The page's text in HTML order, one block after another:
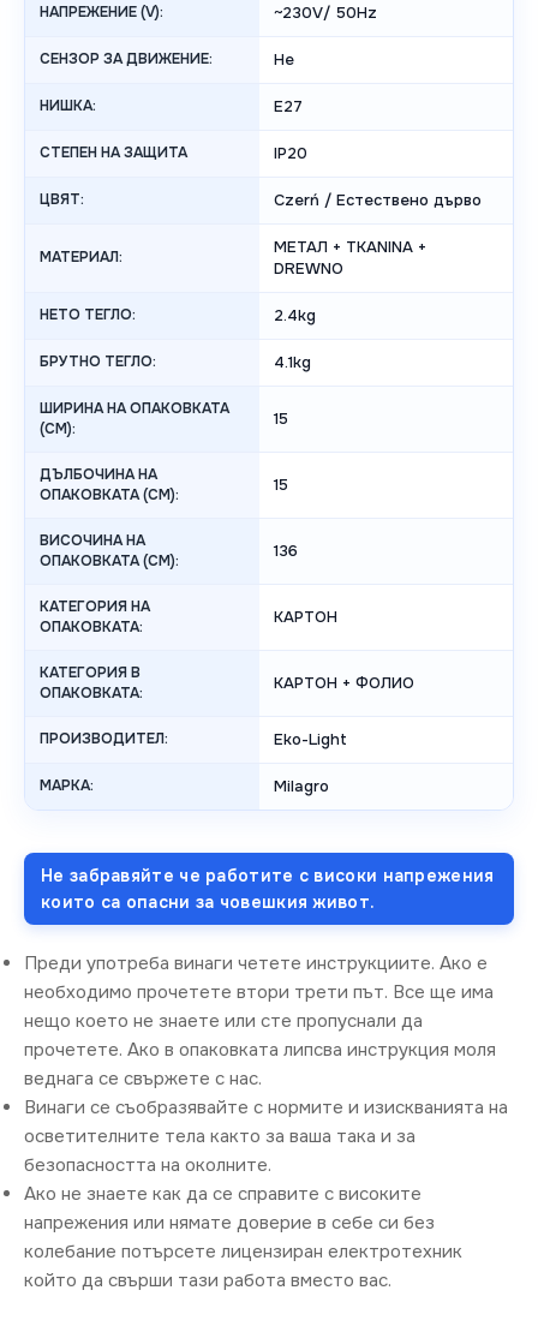
НАПРЕЖЕНИЕ (V): ~230V/ 50Hz
СЕНЗОР ЗА ДВИЖЕНИЕ: Не
НИШКА: E27
СТЕПЕН НА ЗАЩИТА IP20
ЦВЯТ: Czerń / Естествено дърво
МАТЕРИАЛ:
МЕТАЛ + TKANINA +
DREWNO
НЕТО ТЕГЛО: 2.4kg
БРУТНО ТЕГЛО: 4.1kg
ШИРИНА НА ОПАКОВКАТА
(CM):
15
ДЪЛБОЧИНА НА
ОПАКОВКАТА (CM):
15
ВИСОЧИНА НА
ОПАКОВКАТА (СМ):
136
КАТЕГОРИЯ НА
ОПАКОВКАТА:
КАРТОН
КАТЕГОРИЯ В
ОПАКОВКАТА:
КАРТОН + ФОЛИО
ПРОИЗВОДИТЕЛ: Eko-Light
МАРКА: Milagro
Не забравяйте че работите с високи напрежения
които са опасни за човешкия живот.
Преди употреба винаги четете инструкциите. Ако е
необходимо прочетете втори трети път. Все ще има
нещо което не знаете или сте пропуснали да
прочетете. Ако в опаковката липсва инструкция моля
веднага се свържете с нас.
Винаги се съобразявайте с нормите и изискванията на
осветителните тела както за ваша така и за
безопасността на околните.
Ако не знаете как да се справите с високите
напрежения или нямате доверие в себе си без
колебание потърсете лицензиран електротехник
който да свърши тази работа вместо вас.